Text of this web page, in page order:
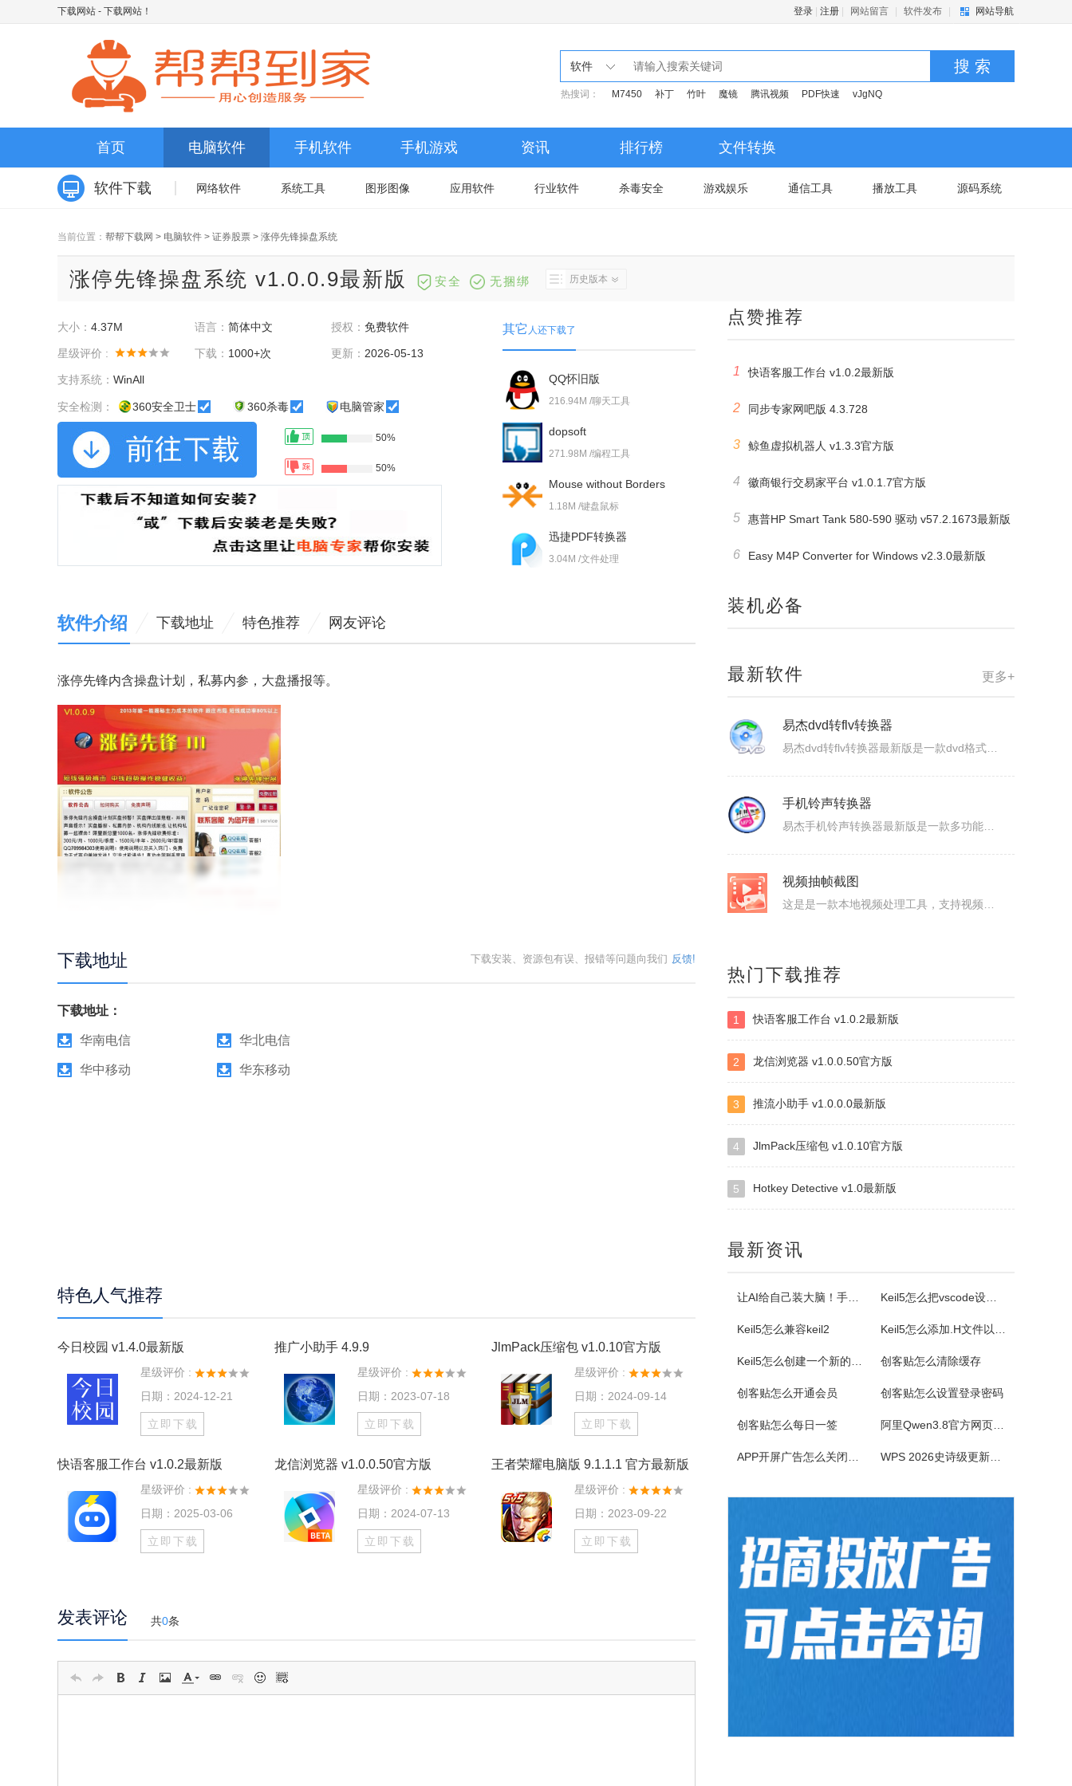
下载网站 - 下载网站！ 登录 注册 网站留言 软件发布 网站导航
软件 搜 索
热搜词： M7450 补丁 竹叶 魔镜 腾讯视频 PDF快速 vJgNQ
首页 电脑软件 手机软件 手机游戏 资讯 排行榜 文件转换
软件下载 网络软件 系统工具 图形图像 应用软件 行业软件 杀毒安全 游戏娱乐 通信工具 播放工具 源码系统
当前位置： 帮帮下载网 > 电脑软件 > 证券股票 > 涨停先锋操盘系统
涨停先锋操盘系统 v1.0.0.9最新版 安全 无捆绑 历史版本
大小： 4.37M 语言： 简体中文 授权：免费软件
星级评价 : 下载： 1000+次 更新： 2026-05-13
支持系统： WinAll
安全检测： 360安全卫士 360杀毒 电脑管家
50%
50%
其它 人还下载了
QQ怀旧版
216.94M /聊天工具
dopsoft
271.98M /编程工具
Mouse without Borders
1.18M /键盘鼠标
迅捷PDF转换器
3.04M /文件处理
软件介绍 下载地址 特色推荐 网友评论
涨停先锋内含操盘计划，私募内参，大盘播报等。
下载地址 下载安装、资源包有误、报错等问题向我们 反馈!
下载地址：
华南电信 华北电信
华中移动 华东移动
特色人气推荐
今日校园 v1.4.0最新版
星级评价 :
日期：2024-12-21
立即下载
推广小助手 4.9.9
星级评价 :
日期：2023-07-18
立即下载
JlmPack压缩包 v1.0.10官方版
星级评价 :
日期：2024-09-14
立即下载
快语客服工作台 v1.0.2最新版
星级评价 :
日期：2025-03-06
立即下载
龙信浏览器 v1.0.0.50官方版
星级评价 :
日期：2024-07-13
立即下载
王者荣耀电脑版 9.1.1.1 官方最新版
星级评价 :
日期：2023-09-22
立即下载
发表评论 共0条
点赞推荐
1 快语客服工作台 v1.0.2最新版
2 同步专家网吧版 4.3.728
3 鲸鱼虚拟机器人 v1.3.3官方版
4 徽商银行交易家平台 v1.0.1.7官方版
5 惠普HP Smart Tank 580-590 驱动 v57.2.1673最新版
6 Easy M4P Converter for Windows v2.3.0最新版
装机必备
更多+
最新软件
ColorSPY
ColorSPY是一款专业实用的屏幕取色与色码转换工具，用于屏幕任意颜色提取、色码转换与颜色管理，支持多种常用色码格式，广泛应用于网页设计、平面绘图、编程开发等场景。取色精准快速，能轻松获取屏幕任意位置的颜色信息。ColorSPY功能1.实时屏幕取色，鼠标悬停即可获取屏幕任意位置颜色，无需复杂操作。...
易杰dvd转flv转换器
手机铃声转换器
虹盘
小云
Blaze MediaPro
热门下载推荐
1 快语客服工作台 v1.0.2最新版
2 龙信浏览器 v1.0.0.50官方版
3 推流小助手 v1.0.0.0最新版
4 JlmPack压缩包 v1.0.10官方版
5 Hotkey Detective v1.0最新版
最新资讯
让AI给自己装大脑！手把手教你学会安装使用Agent Skill Keil5怎么把vscode设置外部编辑器
Keil5怎么兼容keil2 Keil5怎么添加.H文件以及Keil5添加.H文件的方法
Keil5怎么创建一个新的51单片机项目 创客贴怎么清除缓存
创客贴怎么开通会员 创客贴怎么设置登录密码
创客贴怎么每日一签 阿里Qwen3.8官方网页版入口
APP开屏广告怎么关闭？3招彻底关闭跳转 WPS 2026史诗级更新！重构存储管理，深度融合AI应用